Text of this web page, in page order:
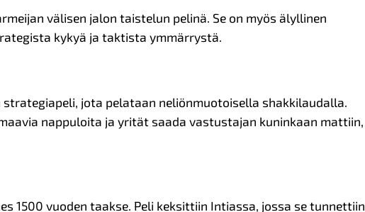
välisen jalon taistelun pelinä. Se on myös älyllinen
kykyä ja taktista ymmärrystä.
strategiapeli, jota pelataan neliönmuotoisella shakkilaudalla.
nappuloita ja yrität saada vastustajan kuninkaan mattiin,
1500 vuoden taakse. Peli keksittiin Intiassa, jossa se tunnettiin